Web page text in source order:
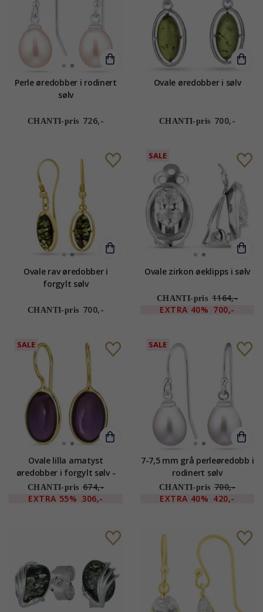
Perle øredobber i rodinert
sølv
CHANTI-pris 726,-
Ovale øredobber i sølv
CHANTI-pris 700,-
Ovale rav øredobber i
forgylt sølv
CHANTI-pris 700,-
SALE
Ovale zirkon øeklipps i sølv
CHANTI-pris 1164,-
EXTRA 40% 700,-
SALE
Ovale lilla amatyst
øredobber i forgylt sølv -
Loom Stones
CHANTI-pris 674,-
EXTRA 55% 306,-
SALE
7-7,5 mm grå perleøredobb i
rodinert sølv
CHANTI-pris 700,-
EXTRA 40% 420,-